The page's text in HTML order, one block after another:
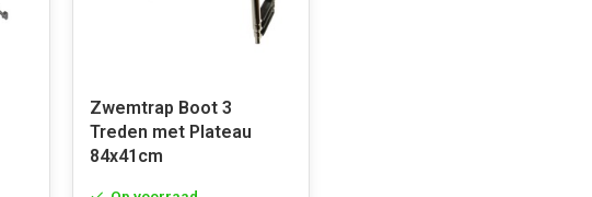
Zwemtrap Boot 3
Treden met Plateau
84x41cm